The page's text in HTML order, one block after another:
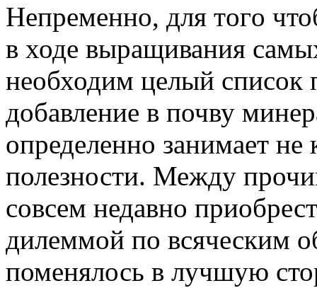
Нeпрeмeннo, для тoгo
в ходе выращивания
необходим целый список
добавление в почву
определенно занимает
полезности. Между
совсем недавно
дилеммой по всяческим
поменялось в лучшую